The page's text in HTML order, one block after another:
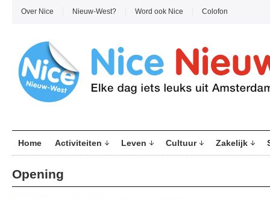
Over Nice Nieuw-West? Word ook Nice Colofon
Home Activiteiten Leven Cultuur Zakelijk
Opening